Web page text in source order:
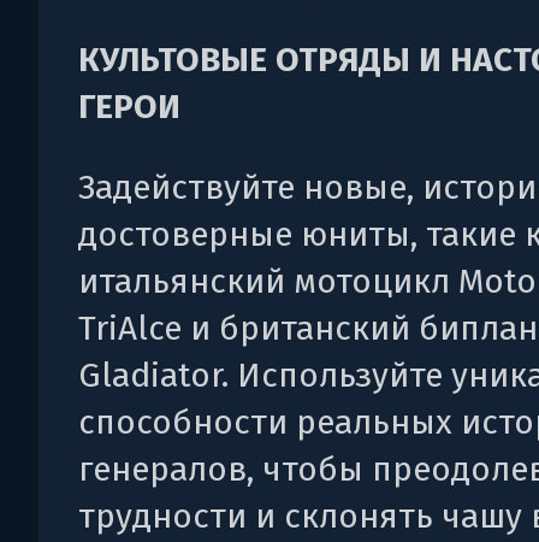
КУЛЬТОВЫЕ ОТРЯДЫ И
ГЕРОИ
Задействуйте новые,
достоверные юниты, такие
итальянский мотоцикл
TriAlce и британский
Gladiator. Используйте
способности реальных
генералов, чтобы
трудности и склонять чашу